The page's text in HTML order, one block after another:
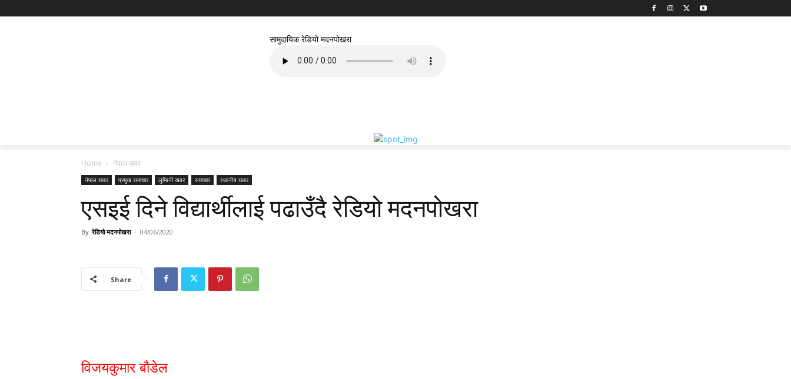
सामुदायिक रेडियो मदनपोखरा
Home नेपाल खबर
नेपाल खबर प्रमुख समाचार लुम्बिनी खबर समाचार स्थानीय खबर
एसइई दिने विद्यार्थीलाई पढाउँदै रेडियो मदनपोखरा
By रेडियो मदनपोखरा - 04/06/2020
Share
विजयकुमार बौडेल